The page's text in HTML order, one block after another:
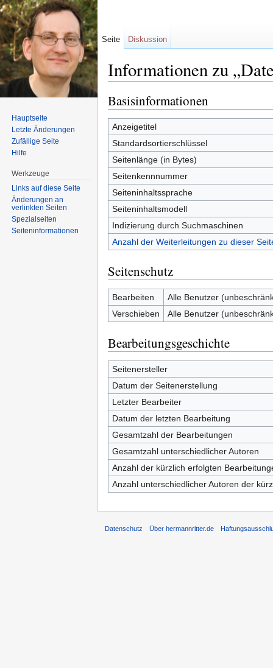
Informationen zu
Basisinformationen
Anzeigetitel
Standardsortierschlüssel
Seitenlänge (in Bytes)
Seitenkennnummer
Seiteninhaltssprache
Seiteninhaltsmodell
Indizierung durch Suchmaschinen
Anzahl der Weiterleitungen zu dieser
Seitenschutz
Bearbeiten
Alle Benutzer
Verschieben
Alle Benutzer
Bearbeitungsgeschichte
Seitenersteller
Datum der Seitenerstellung
Letzter Bearbeiter
Datum der letzten Bearbeitung
Gesamtzahl der Bearbeitungen
Gesamtzahl unterschiedlicher Autoren
Anzahl der kürzlich erfolgten
Anzahl unterschiedlicher Autoren der
Seite Diskussion
Hauptseite
Letzte Änderungen
Zufällige Seite
Hilfe
Werkzeuge
Links auf diese Seite
Änderungen an
verlinkten Seiten
Spezialseiten
Seiten­informationen
Datenschutz Über hermannritter.de